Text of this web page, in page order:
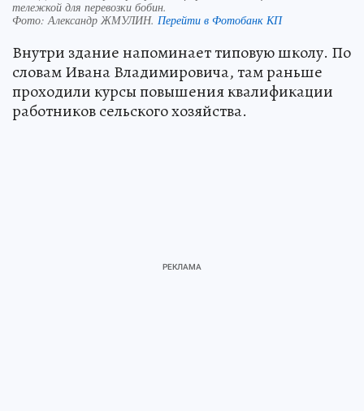
тележкой для перевозки бобин.
Фото:Александр ЖМУЛИН. Перейти в Фотобанк КП
Внутри здание напоминает типовую школу. По
словам Ивана Владимировича, там раньше
проходили курсы повышения квалификации
работников сельского хозяйства.